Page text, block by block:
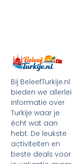
Bij BeleefTurkije.nl
bieden we allerlei
informatie over
Turkije waar je
écht wat aan
hebt. De leukste
activiteiten en
beste deals voor